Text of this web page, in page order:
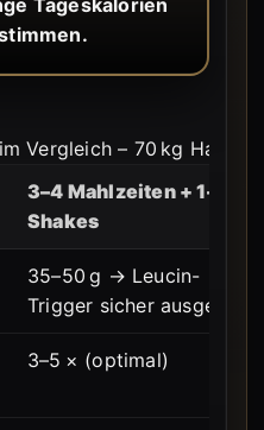
Tageskalorien
Vergleich – 70 kg
3–4 Mahlzeiten + 1–2
Shakes
35–50 g → Leucin-
Trigger sicher ausgelöst
3–5 × (optimal)